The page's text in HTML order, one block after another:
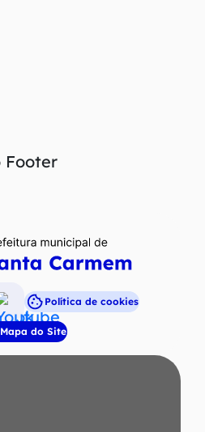
Acessar
a
Rede
Política de cookies
Mapa do Site